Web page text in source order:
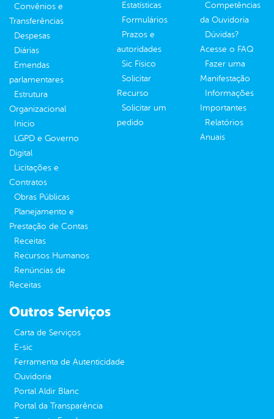
Convênios e
Transferências
Despesas
Diárias
Emendas
parlamentares
Estrutura
Organizacional
Inicio
LGPD e Governo
Digital
Licitações e
Contratos
Obras Públicas
Planejamento e
Prestação de Contas
Receitas
Recursos Humanos
Renúncias de
Receitas
Estatísticas
Formulários
Prazos e
autoridades
Sic Físico
Solicitar
Recurso
Solicitar um
pedido
Competências
da Ouvidoria
Dúvidas?
Acesse o FAQ
Fazer uma
Manifestação
Informações
Importantes
Relatórios
Anuais
Outros Serviços
Carta de Serviços
E-sic
Ferramenta de Autenticidade
Ouvidoria
Portal Aldir Blanc
Portal da Transparência